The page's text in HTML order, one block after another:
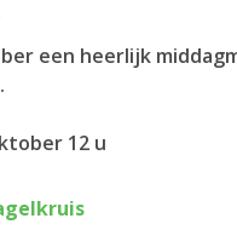
een heerlijk
12 u